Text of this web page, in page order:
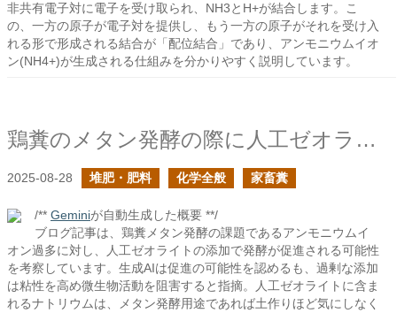
非共有電子対に電子を受け取られ、NH3とH+が結合します。こ
の、一方の原子が電子対を提供し、もう一方の原子がそれを受け入
れる形で形成される結合が「配位結合」であり、アンモニウムイオ
ン(NH4+)が生成される仕組みを分かりやすく説明しています。
鶏糞のメタン発酵の際に人工ゼオライトの添加で発酵は促進されるか？
2025-08-28 堆肥・肥料 化学全般 家畜糞
/** Geminiが自動生成した概要 **/
ブログ記事は、鶏糞メタン発酵の課題であるアンモニウムイ
オン過多に対し、人工ゼオライトの添加で発酵が促進される可能性
を考察しています。生成AIは促進の可能性を認めるも、過剰な添加
は粘性を高め微生物活動を阻害すると指摘。人工ゼオライトに含ま
れるナトリウムは、メタン発酵用途であれば土作りほど気にしなく